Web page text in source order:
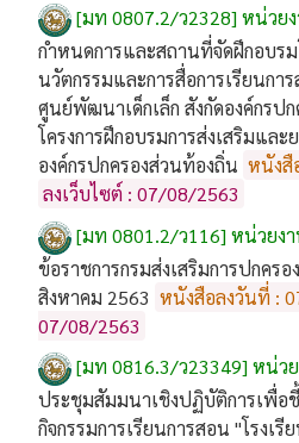
[มท 0807.2/ว2328] หน่วย
กำหนดการและสถานที่จัดฝึกอบรม
นวัตกรรมและการสื่อการเรียนกา
ศูนย์พัฒนาเด็กเล็ก สังกัดองค์กรป
โครงการฝึกอบรมการส่งเสริมแล
องค์กรปกครองส่วนท้องถิ่น หนังสื
ลงเว็บไซต์ : 07/08/2563
[มท 0801.2/ว116] หน่วยง
ข้อราชการกรมส่งเสริมการปกคร
สิงหาคม 2563 หนังสือลงวันที่ :
07/08/2563
[มท 0816.3/ว23349] หน่วย
ประชุมสัมมนาเชิงปฏิบัติการเพื่อ
กิจกรรมการเรียนการสอน "โรงเ